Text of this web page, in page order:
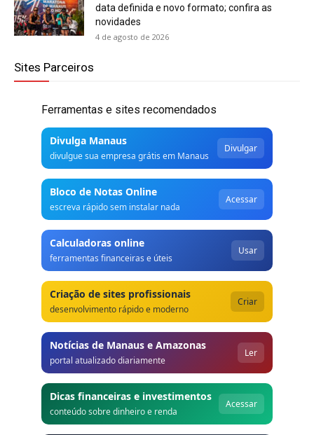
data definida e novo formato; confira as
novidades
4 de agosto de 2026
Sites Parceiros
Ferramentas e sites recomendados
Divulga Manaus
divulgue sua empresa grátis em Manaus
Divulgar
Bloco de Notas Online
escreva rápido sem instalar nada
Acessar
Calculadoras online
ferramentas financeiras e úteis
Usar
Criação de sites profissionais
desenvolvimento rápido e moderno
Criar
Notícias de Manaus e Amazonas
portal atualizado diariamente
Ler
Dicas financeiras e investimentos
conteúdo sobre dinheiro e renda
Acessar